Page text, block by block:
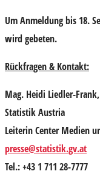
UmAnmeldungbis 18.
wird gebeten.
Rückfragen & Kontakt:
Mag. Heidi Liedler-
Statistik Austria
Leiterin Center Medien
presse@statistik.gv.at
Tel.: +43 1 711 28-7777